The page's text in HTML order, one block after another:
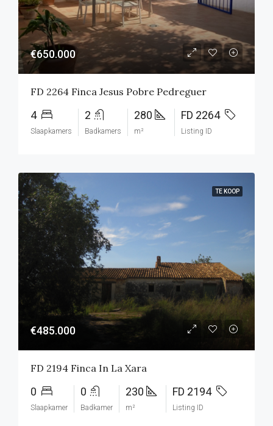
€650.000
FD 2264 Finca Jesus Pobre Pedreguer
4
Slaapkamers
2
Badkamers
280
m²
FD 2264
Listing ID
TE KOOP
€485.000
FD 2194 Finca In La Xara
0
Slaapkamer
0
Badkamer
230
m²
FD 2194
Listing ID